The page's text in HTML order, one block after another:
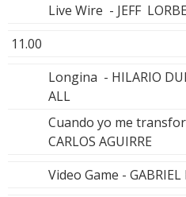
Live Wire - JEFF
11.00
Longina - HILARIO
ALL
Cuando yo me
CARLOS AGUIRRE
Video Game - GABRIEL